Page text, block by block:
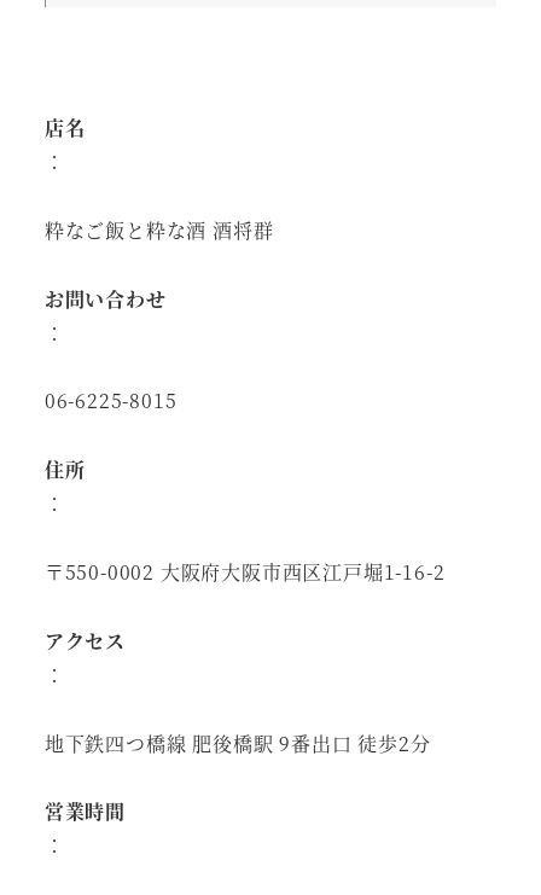
店名
：
粋なご飯と粋な酒 酒将群
お問い合わせ
：
06-6225-8015
住所
：
〒550-0002 大阪府大阪市西区江戸堀1-16-2
アクセス
：
地下鉄四つ橋線 肥後橋駅 9番出口 徒歩2分
営業時間
：